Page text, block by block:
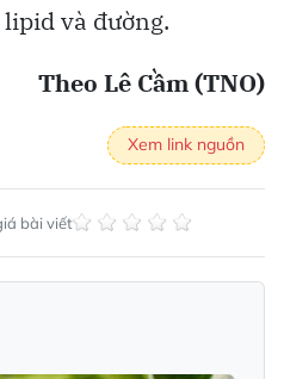
và đường.
Theo Lê Cầm (TNO)
Xem link nguồn
bài viết